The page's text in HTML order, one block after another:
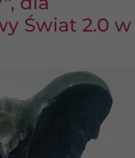
Świat 2.0 w